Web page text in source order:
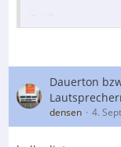
die frage, ob
noch lohnt, man
Dauerton
densen 4.